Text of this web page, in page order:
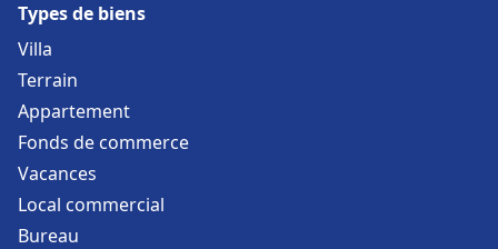
Types de biens
Villa
Terrain
Appartement
Fonds de commerce
Vacances
Local commercial
Bureau